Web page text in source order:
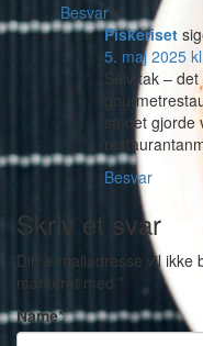
Besvar
Piskeriset
5. maj 2025
Selv tak –
så det gjorde
Besvar
Skriv et svar
Din e-mailadresse vil ikke
markeret med *
Name*